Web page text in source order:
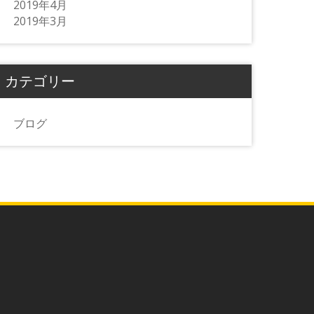
2019年4月
2019年3月
カテゴリー
ブログ